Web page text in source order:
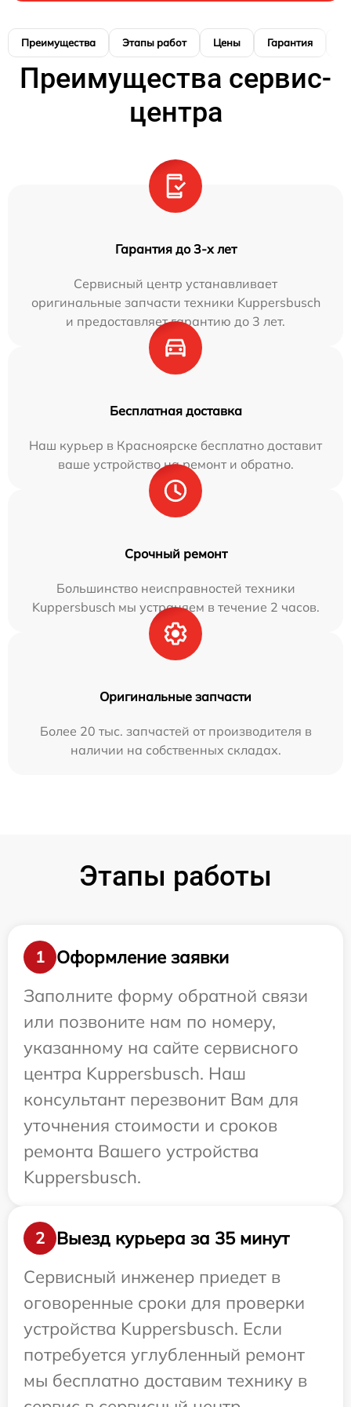
Преимущества Этапы работ Цены Гарантия
Преимущества сервис-
центра
Гарантия до 3-х лет
Сервисный центр устанавливает
оригинальные запчасти техники Kuppersbusch
и предоставляет гарантию до 3 лет.
Бесплатная доставка
Наш курьер в Красноярске бесплатно доставит
ваше устройство на ремонт и обратно.
Срочный ремонт
Большинство неисправностей техники
Kuppersbusch мы устраняем в течение 2 часов.
Оригинальные запчасти
Более 20 тыс. запчастей от производителя в
наличии на собственных складах.
Этапы работы
1
Оформление заявки
Заполните форму обратной связи
или позвоните нам по номеру,
указанному на сайте сервисного
центра Kuppersbusch. Наш
консультант перезвонит Вам для
уточнения стоимости и сроков
ремонта Вашего устройства
Kuppersbusch.
2
Выезд курьера за 35 минут
Сервисный инженер приедет в
оговоренные сроки для проверки
устройства Kuppersbusch. Если
потребуется углубленный ремонт
мы бесплатно доставим технику в